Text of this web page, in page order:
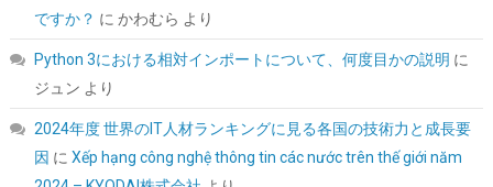
ですか？ に かわむら より
Python 3における相対インポートについて、何度目かの説明 に
ジュン より
2024年度 世界のIT人材ランキングに見る各国の技術力と成長要
因 に Xếp hạng công nghệ thông tin các nước trên thế giới năm